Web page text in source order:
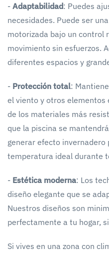
- Adaptabilidad: Puedes
necesidades. Puede ser
motorizada bajo un control
movimiento sin esfuerzos.
diferentes espacios y
- Protección total:
el viento y otros elementos
de los materiales más
que la piscina se
generar efecto
temperatura ideal durante
- Estética moderna: Los
diseño elegante que se
Nuestros diseños son
perfectamente a tu hogar,
Si vives en una zona con